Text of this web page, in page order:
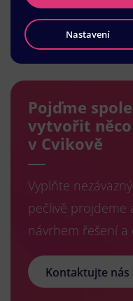
Pojďme
vytvořit
v Cvikově
Vyplňte
pečlivě projdeme
návrhem řešení
Kontaktujte nás
Nastavení